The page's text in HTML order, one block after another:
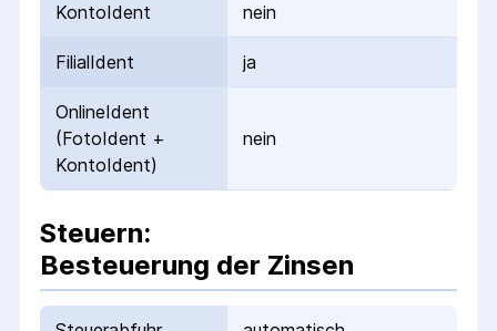
KontoIdent nein
FilialIdent ja
OnlineIdent
(FotoIdent +
KontoIdent)
nein
Steuern:
Besteuerung der Zinsen